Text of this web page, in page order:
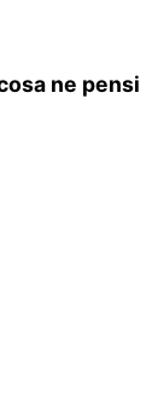
ne pensi